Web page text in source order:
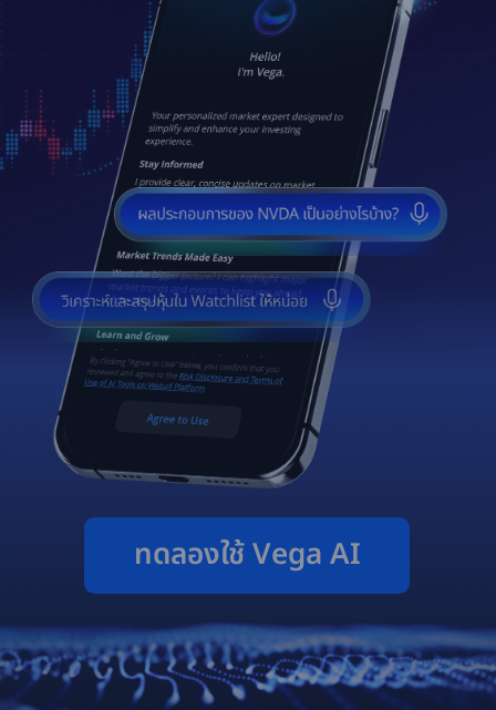
ทดลองใช้ Vega AI